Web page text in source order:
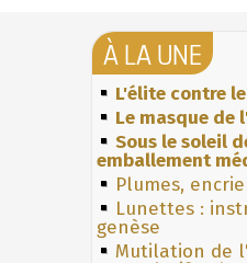
À LA UNE
L'élite contre
Le masque de
Sous le soleil
emballement
Plumes,
Lunettes :
genèse
Mutilation de